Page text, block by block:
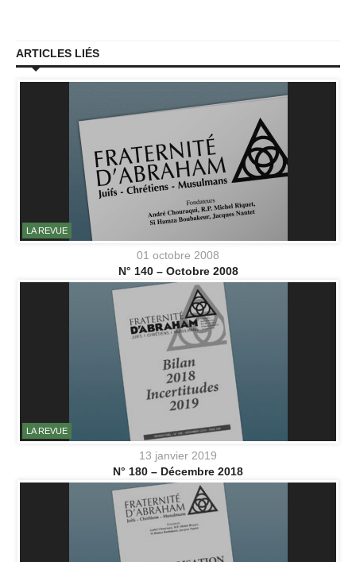
ARTICLES LIÉS
LA REVUE
01 octobre 2008
N° 140 – Octobre 2008
LA REVUE
13 janvier 2019
N° 180 – Décembre 2018